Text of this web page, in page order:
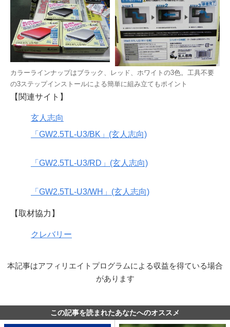
カラーラインナップはブラック、レッド、ホワイトの3色。工具不要
の3ステップインストールによる簡単に組み立てもポイント
【関連サイト】
玄人志向
「GW2.5TL-U3/BK」(玄人志向)
「GW2.5TL-U3/RD」(玄人志向)
「GW2.5TL-U3/WH」(玄人志向)
【取材協力】
クレバリー
本記事はアフィリエイトプログラムによる収益を得ている場合
があります
この記事を読まれたあなたへのオススメ